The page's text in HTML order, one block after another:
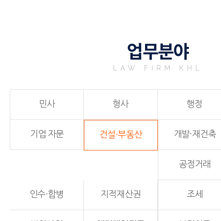
업무분야
LAW FIRM KHL
민사 형사 행정
기업 자문 건설·부동산 개발·재건축
공정거래
인수·합병 지적재산권 조세